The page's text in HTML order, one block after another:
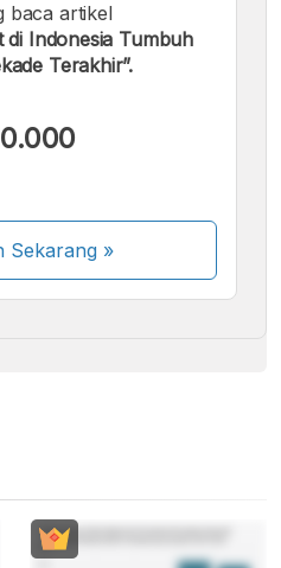
baca artikel
di Indonesia Tumbuh
Terakhir”.
Sekarang»
berikut:
masih dalam